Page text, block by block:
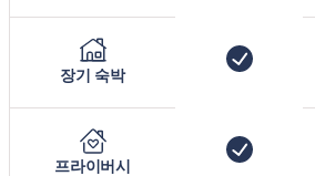
장기 숙박
프라이버시